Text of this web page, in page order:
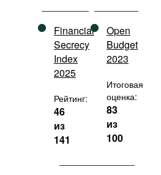
Financial
Secrecy
Index
2025
Рейтинг:
46
из
141
Open
Budget
2023
Итоговая
оценка:
83
из
100